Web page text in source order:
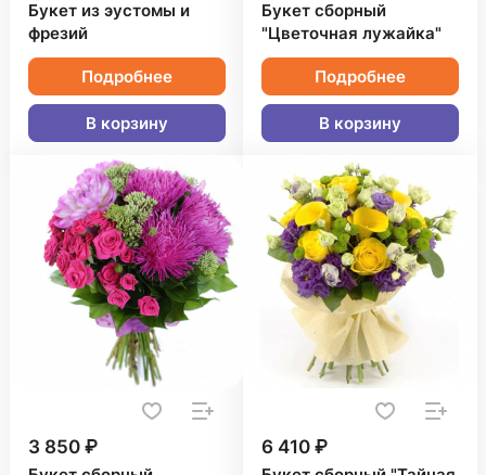
Букет из эустомы и
фрезий
Подробнее
В корзину
Букет сборный
"Цветочная лужайка"
Подробнее
В корзину
3 850 ₽ 6 410 ₽